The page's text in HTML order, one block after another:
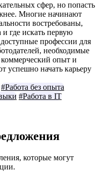
сфер, но попасть
Многие начинают
востребованы,
и где искать первую
доступные профессии для
необходимые
опыт и
успешно начать карьеру
#Работа без опыта
#Работа в IT
которые могут